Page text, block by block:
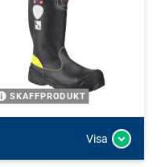
SKAFFPRODUKT
Visa